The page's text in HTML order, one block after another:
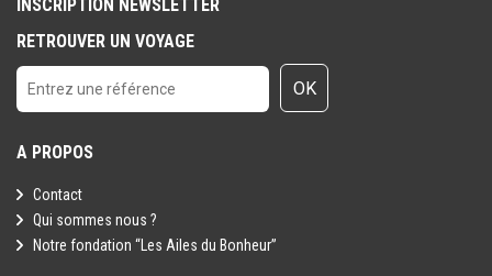
INSCRIPTION NEWSLETTER
RETROUVER UN VOYAGE
OK
A PROPOS
Contact
Qui sommes nous ?
Notre fondation “Les Ailes du Bonheur”